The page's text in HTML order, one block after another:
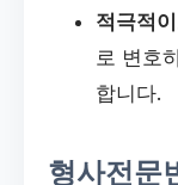
적극적
로 변호
합니다.
형사전문